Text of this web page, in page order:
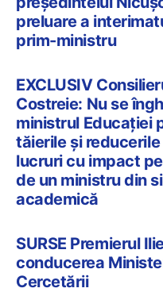
preluare a
prim-ministru
EXCLUSIV
Costreie: Nu se
ministrul Educației
tăierile și
lucruri cu impact
de un ministru din
academică
SURSE Premierul
conducerea
Cercetării